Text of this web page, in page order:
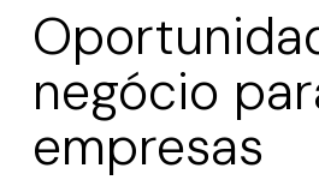
negócio
empresas